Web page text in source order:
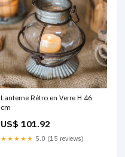
Lanterne Rétro en Verre H 46
cm
US$ 101.92
★★★★★ 5.0 (15 reviews)